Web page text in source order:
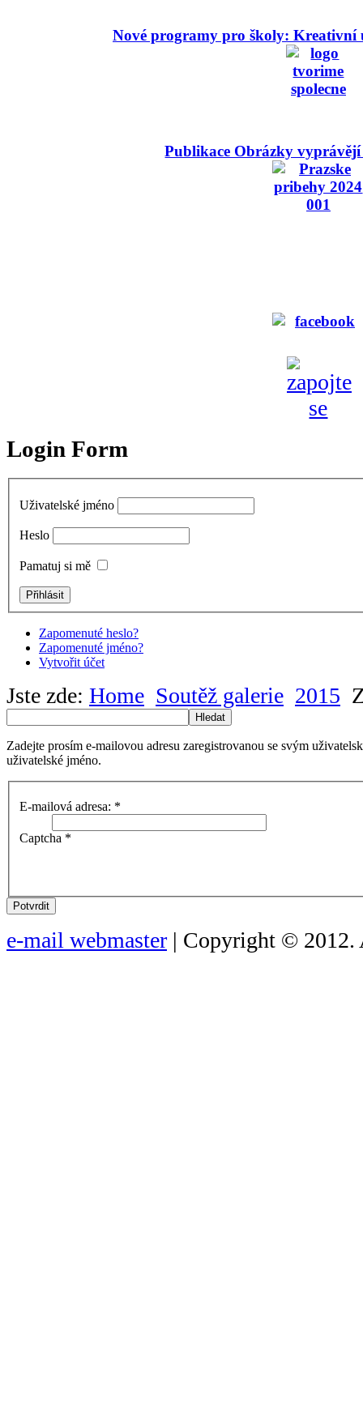
Nové programy pro školy: Kreativní
Publikace Obrázky
Login Form
Uživatelské jméno
Heslo
Pamatuj si mě
Zapomenuté heslo?
Zapomenuté jméno?
Vytvořit účet
Jste zde: Home Soutěž galerie 2015
Hledat
Zadejte prosím e-mailovou adresu zaregistrovanou se svým
uživatelské jméno.
E-mailová adresa: *
Captcha *
Potvrdit
e-mail webmaster | Copyright © 2012.